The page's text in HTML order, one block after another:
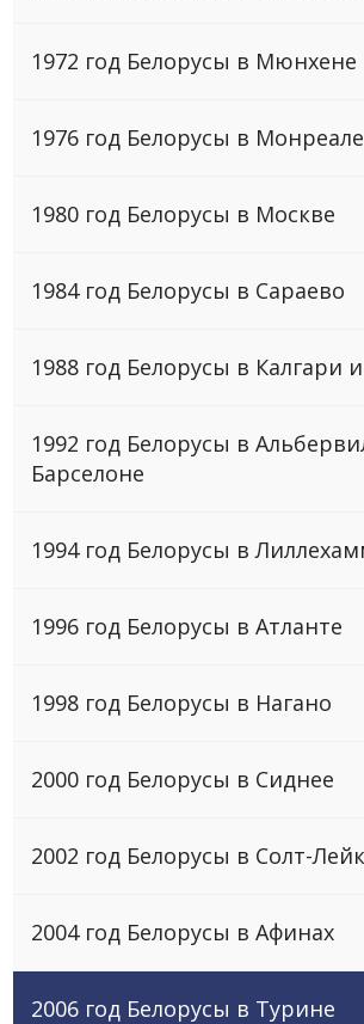
1972 год Белорусы в Мюнхене
1976 год Белорусы в Монреале
1980 год Белорусы в Москве
1984 год Белорусы в Сараево
1988 год Белорусы в Калгари
1992 год Белорусы в
Барселоне
1994 год Белорусы в
1996 год Белорусы в Атланте
1998 год Белорусы в Нагано
2000 год Белорусы в Сиднее
2002 год Белоруcы в Солт-
2004 год Белорусы в Афинах
2006 год Белоруcы в Турине